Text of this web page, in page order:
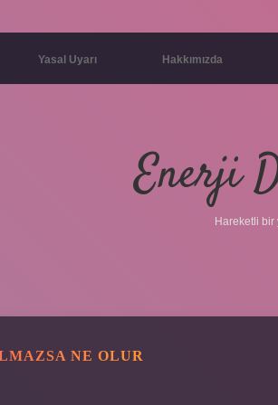
Yasal Uyarı Hakkımızda
Enerji
Hareketli bir
NE OLUR